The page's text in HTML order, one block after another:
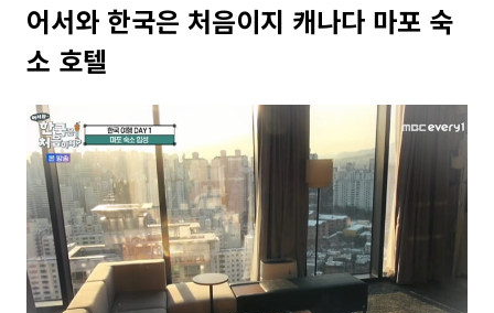
어서와 한국은 처음이지 캐나다 마포 숙
소 호텔